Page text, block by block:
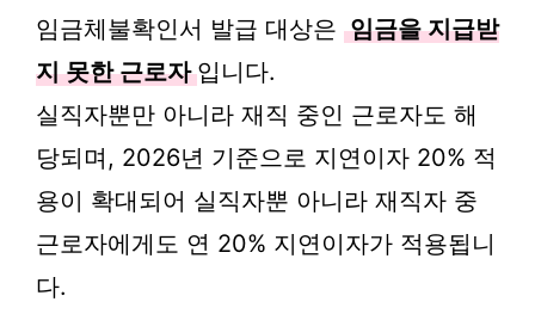
임금체불확인서 발급 대상은 임금을 지급받
지 못한 근로자 입니다.
실직자뿐만 아니라 재직 중인 근로자도 해
당되며, 2026년 기준으로 지연이자 20% 적
용이 확대되어 실직자뿐 아니라 재직자 중
근로자에게도 연 20% 지연이자가 적용됩니
다.